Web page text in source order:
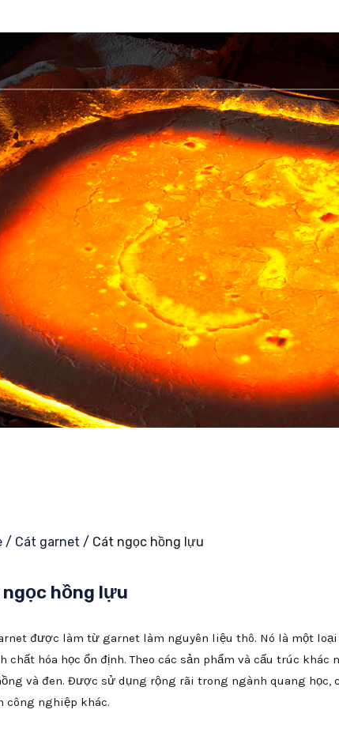
/ Cát garnet / Cát ngọc hồng lựu
ngọc hồng lựu
được làm từ garnet làm nguyên liệu thô. Nó là một
chất hóa học ổn định. Theo các sản phẩm và cấu trúc khác
và đen. Được sử dụng rộng rãi trong ngành quang
công nghiệp khác.